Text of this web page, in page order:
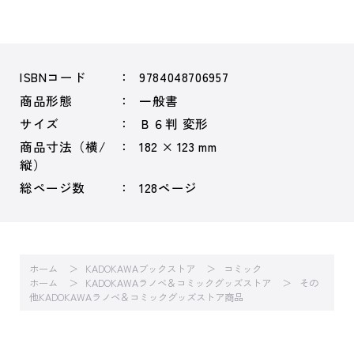
ISBNコード
9784048706957
商品形態
一般書
サイズ
Ｂ６判 変形
商品寸法（横/
縦）
182 × 123 mm
総ページ数 128ページ
ホーム KADOKAWAブックストア
コミック
ホーム
KADOKAWAラノベ＆コミックグッズストア
その
他KADOKAWAラノベ＆コミックグッズストア商品